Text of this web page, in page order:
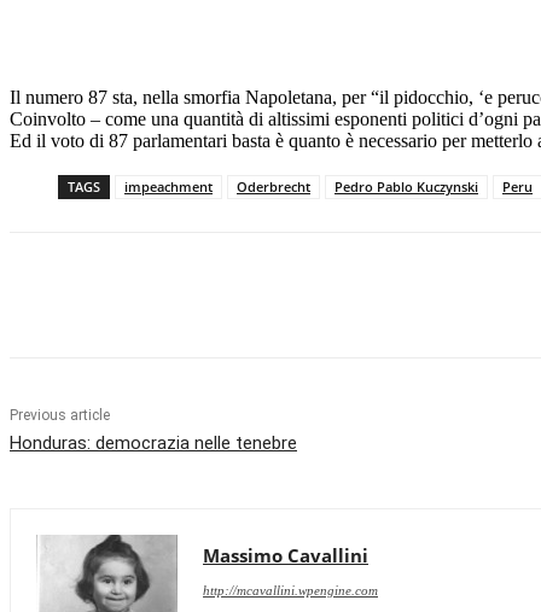
Il numero 87 sta, nella smorfia Napoletana, per “il pidocchio, ‘e
Coinvolto – come una quantità di altissimi esponenti politici d’ogni
Ed il voto di 87 parlamentari basta è quanto è necessario per
TAGS impeachment Oderbrecht Pedro Pablo Kuczynski Peru
Previous article
Honduras: democrazia nelle tenebre
Massimo Cavallini
http://mcavallini.wpengine.com